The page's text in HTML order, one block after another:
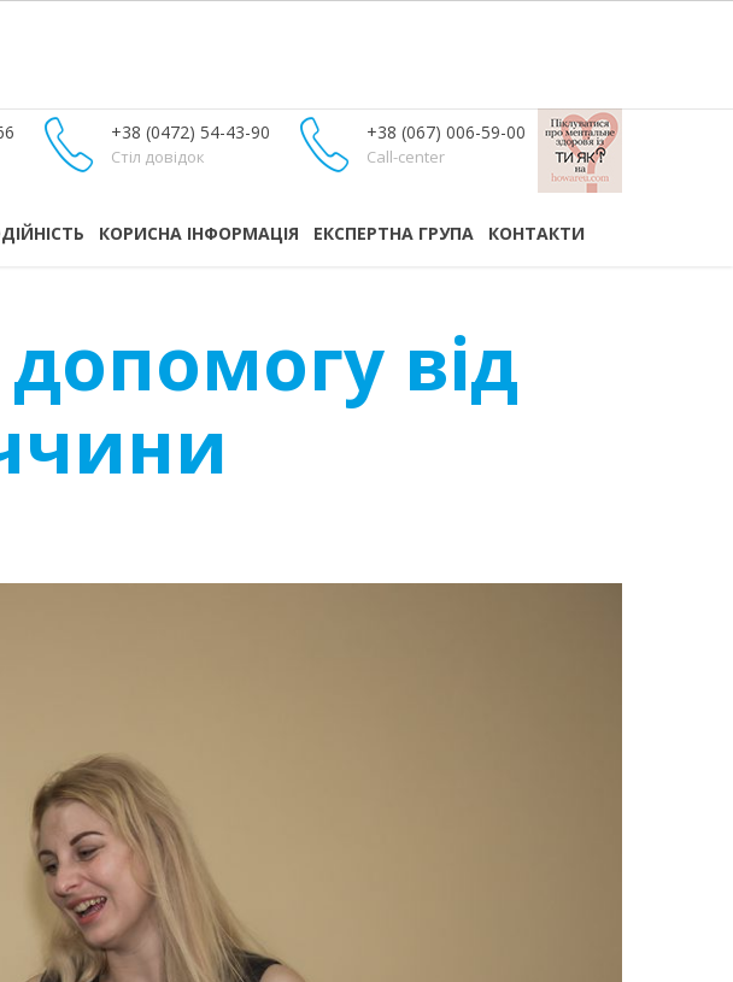
+38 (0472) 54-43-90
Стіл довідок
+38 (067) 006-59-00
Call-center
КОРИСНА ІНФОРМАЦІЯ ЕКСПЕРТНА ГРУПА КОНТАКТИ
від